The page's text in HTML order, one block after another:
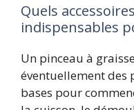
Quels
indispensables
Un pinceau à
éventuellement des
bases pour